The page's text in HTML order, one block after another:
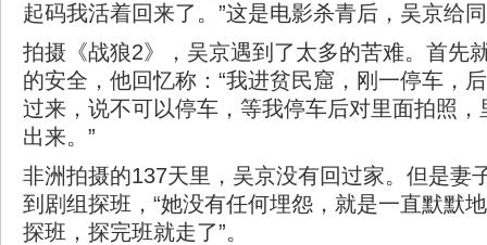
起码我活着回来了。”这是电影杀青后，吴京给
拍摄《战狼2》，吴京遇到了太多的苦难。首先
的安全，他回忆称：“我进贫民窟，刚一停车，
过来，说不可以停车，等我停车后对里面拍照，
出来。”
非洲拍摄的137天里，吴京没有回过家。但是妻
到剧组探班，“她没有任何埋怨，就是一直默默
探班，探完班就走了”。